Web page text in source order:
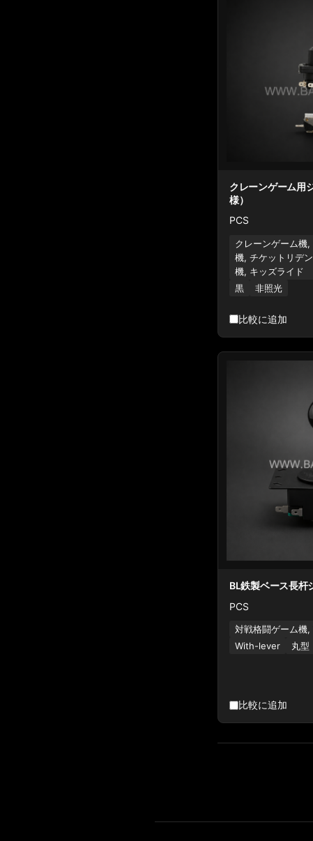
クレーンゲーム用
様）
PCS
クレーンゲーム機
機, チケットリデ
機, キッズライド
黒
非照光
比較に追加
BL鉄製ベース長杆
PCS
対戦格闘ゲーム機
With-lever
丸型
比較に追加